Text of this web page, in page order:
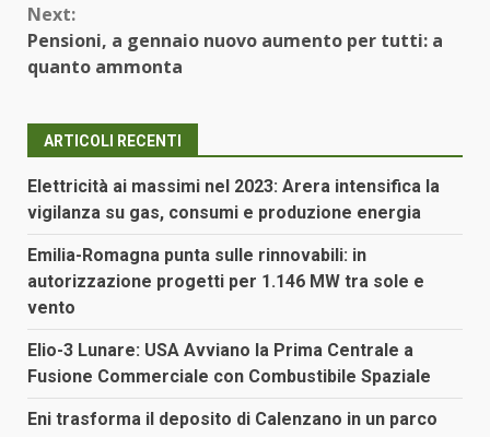
Next:
Pensioni, a gennaio nuovo aumento per tutti: a
quanto ammonta
ARTICOLI RECENTI
Elettricità ai massimi nel 2023: Arera intensifica la
vigilanza su gas, consumi e produzione energia
Emilia-Romagna punta sulle rinnovabili: in
autorizzazione progetti per 1.146 MW tra sole e
vento
Elio-3 Lunare: USA Avviano la Prima Centrale a
Fusione Commerciale con Combustibile Spaziale
Eni trasforma il deposito di Calenzano in un parco